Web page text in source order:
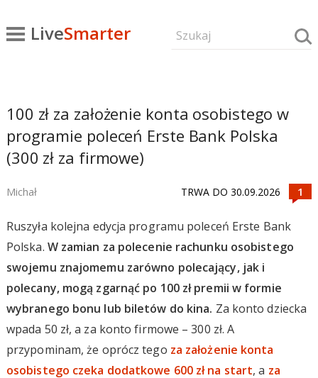
LiveSmarter
100 zł za założenie konta osobistego w
programie poleceń Erste Bank Polska
(300 zł za firmowe)
Michał TRWA DO 30.09.2026
Ruszyła kolejna edycja programu poleceń Erste Bank
Polska. W zamian za polecenie rachunku osobistego
swojemu znajomemu zarówno polecający, jak i
polecany, mogą zgarnąć po 100 zł premii w formie
wybranego bonu lub biletów do kina. Za konto dziecka
wpada 50 zł, a za konto firmowe – 300 zł. A
przypominam, że oprócz tego za założenie konta
osobistego czeka dodatkowe 600 zł na start, a za